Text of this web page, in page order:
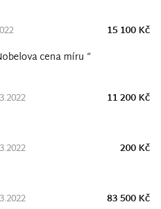
15 100 Kč
cena míru “
11 200 Kč
200 Kč
83 500 Kč